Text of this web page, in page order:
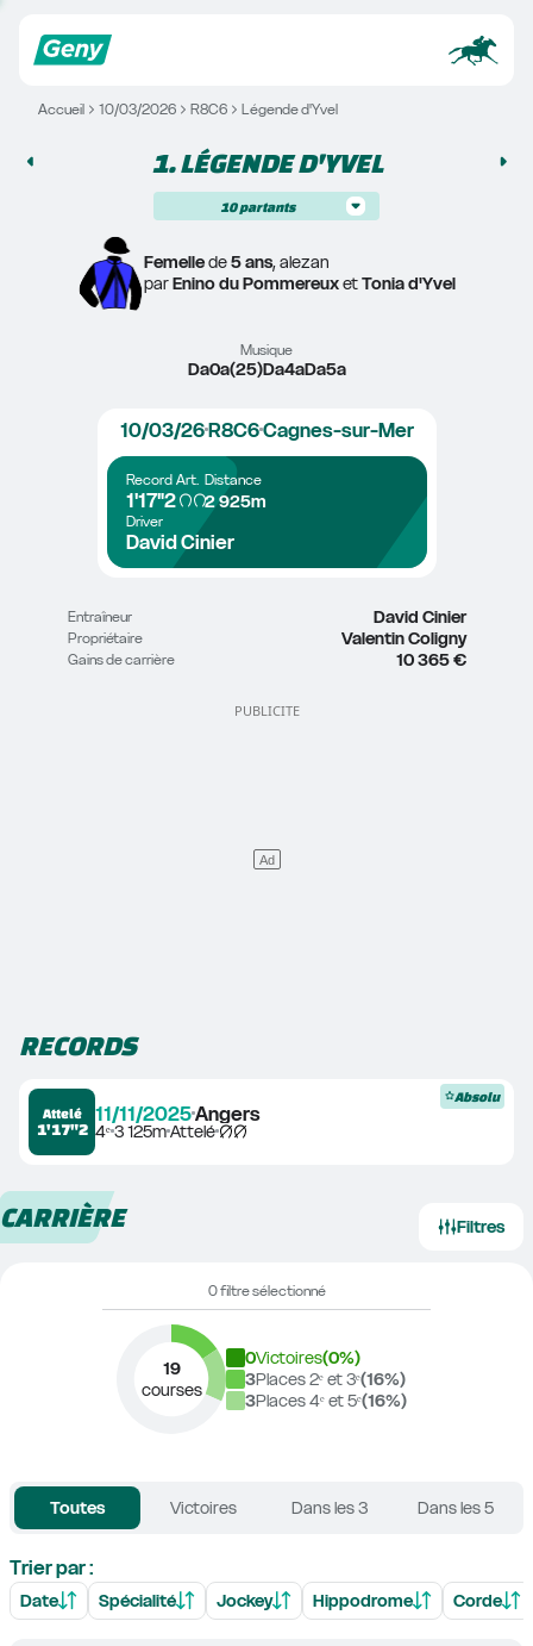
Accueil 10/03/2026 R8C6 Légende d'Yvel
1. LÉGENDE D'YVEL
10 partants
Femelle de 5 ans, alezan
par Enino du Pommereux et Tonia d'Yvel
Musique
Da0a(25)Da4aDa5a
10/03/26R8C6Cagnes-sur-Mer
Record
1'17"2
Art. Distance
2 925m
Driver
David Cinier
Entraîneur David Cinier
Propriétaire Valentin Coligny
Gains de carrière 10 365 €
RECORDS
Attelé
1'17"2
11/11/2025Angers
4ᵉ3 125mAttelé
Absolu
CARRIÈRE Filtres
0 filtre sélectionné
19
courses
0Victoires(0%)
3Places 2ᵉ et 3ᵉ(16%)
3Places 4ᵉ et 5ᵉ(16%)
Toutes Victoires Dans les 3 Dans les 5
Trier par :
Date Spécialité Jockey Hippodrome Corde